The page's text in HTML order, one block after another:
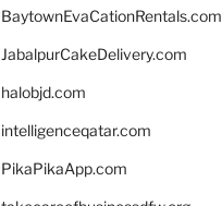
BaytownEvaCationRentals.com
JabalpurCakeDelivery.com
halobjd.com
intelligenceqatar.com
PikaPikaApp.com